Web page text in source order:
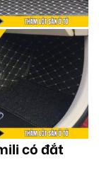
có đắt